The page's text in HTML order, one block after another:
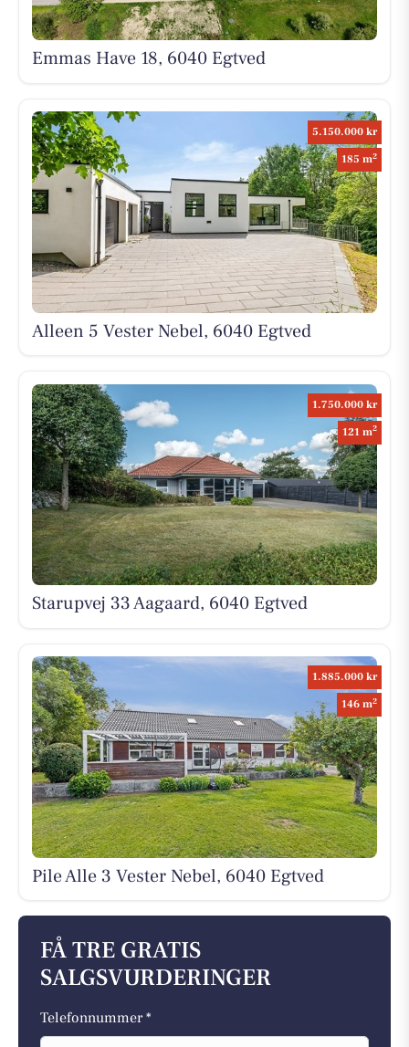
Emmas Have 18, 6040 Egtved
5.150.000 kr
185 m2
Alleen 5 Vester Nebel, 6040 Egtved
1.750.000 kr
121 m2
Starupvej 33 Aagaard, 6040 Egtved
1.885.000 kr
146 m2
Pile Alle 3 Vester Nebel, 6040 Egtved
FÅ TRE GRATIS
SALGSVURDERINGER
Telefonnummer *